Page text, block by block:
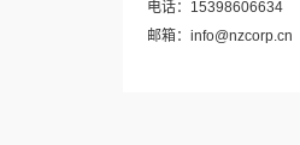
电话：15398606634
邮箱：info@nzcorp.cn